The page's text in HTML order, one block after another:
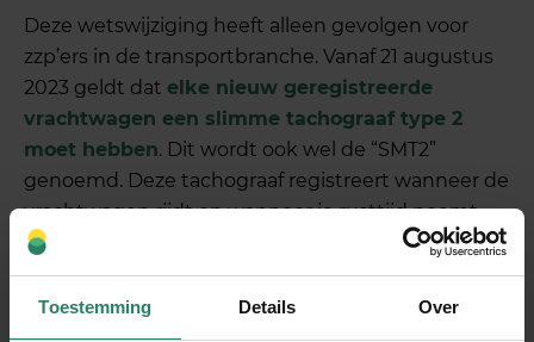
Toestemming Details Over
Deze wetswijziging heeft alleen gevolgen voor
zzp’ers in de transportbranche. Vanaf 21 augustus
2023 geldt datelke nieuw geregistreerde
vrachtwagen een slimme tachograaf type 2
moet hebben. Dit wordt ook wel de “SMT2”
genoemd. Deze tachograaf registreert wanneer de
vrachtwagen rijdt en wanneer je rusttijd neemt.
Ook houdt hij de afgelegde afstand bij.
nieuw laat registreren, moeten dit type tachograaf